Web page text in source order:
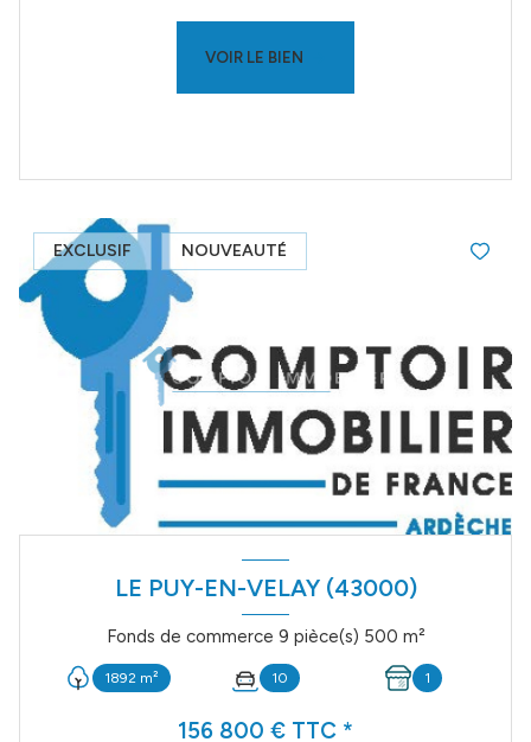
VOIR LE BIEN
EXCLUSIF NOUVEAUTÉ
LE PUY-EN-VELAY (43000)
Fonds de commerce 9 pièce(s) 500 m²
1892 m² 10 1
156 800 € TTC *